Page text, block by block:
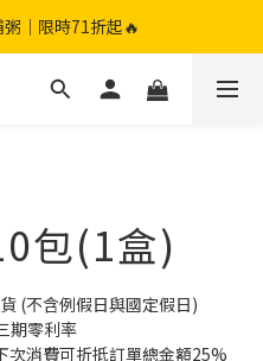
｜加贈兩包滴雞精🎁
粥｜限時71折起🔥
｜加贈兩包滴雞精🎁
包(1盒)
(不含例假日與國定假日)
期零利率
次消費可折抵訂單總金額25%